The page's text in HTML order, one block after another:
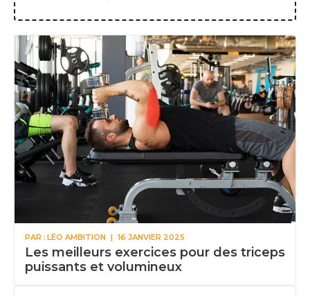
PAR : LÉO AMBITION | 16 JANVIER 2025
Les meilleurs exercices pour des triceps
puissants et volumineux